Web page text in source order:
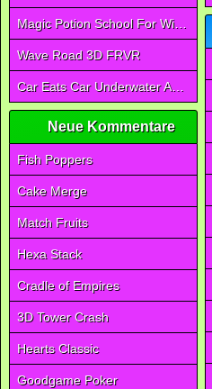
Magic Potion School For Witch
Wave Road 3D FRVR
Car Eats Car Underwater Adventure FRVR
Neue Kommentare
Fish Poppers
Cake Merge
Match Fruits
Hexa Stack
Cradle of Empires
3D Tower Crash
Hearts Classic
Goodgame Poker